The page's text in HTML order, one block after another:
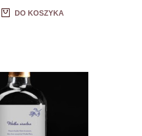
DO KOSZYKA